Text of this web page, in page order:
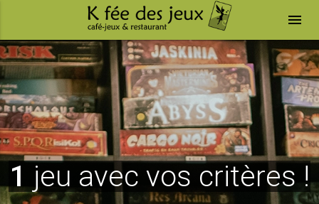
menu
1 jeu avec vos critères !